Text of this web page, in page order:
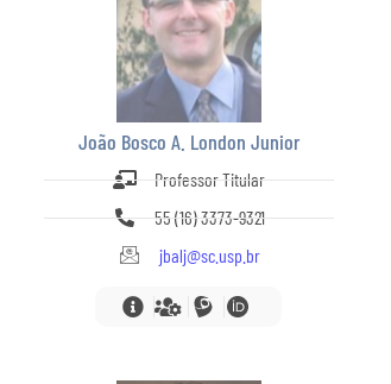
João Bosco A. London Junior
Professor Titular
55 (16) 3373-9321
jbalj@sc.usp.br